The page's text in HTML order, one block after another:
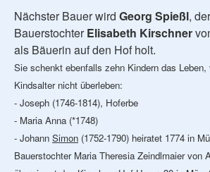
Nächster Bauer wird Georg Spießl,
BauerstochterElisabeth Kirschner
als Bäuerin auf den Hof holt.
Sie schenkt ebenfalls zehn Kindern das Leben,
Kindsalter nicht überleben:
- Joseph (1746-1814), Hoferbe
- Maria Anna (*1748)
- Johann Simon (1752-1790) heiratet 1774 in
Bauerstochter Maria Theresia Zeindlmaier von